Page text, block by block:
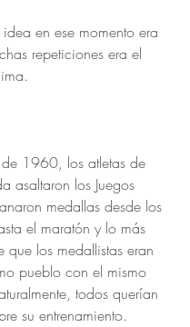
en ese momento era
repeticiones era el
1960, los atletas de
asaltaron los Juegos
medallas desde los
el maratón y lo más
que los medallistas eran
pueblo con el mismo
todos querían
su entrenamiento.